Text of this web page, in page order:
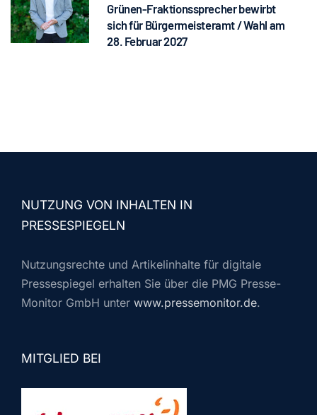
Grünen-Fraktionssprecher bewirbt
sich für Bürgermeisteramt / Wahl am
28. Februar 2027
NUTZUNG VON INHALTEN IN
PRESSESPIEGELN
Nutzungsrechte und Artikelinhalte für digitale
Pressespiegel erhalten Sie über die PMG Presse-
Monitor GmbH unter www.pressemonitor.de.
MITGLIED BEI